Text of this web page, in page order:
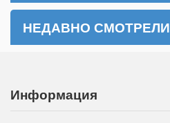
НЕДАВНО СМОТРЕЛИ
Информация